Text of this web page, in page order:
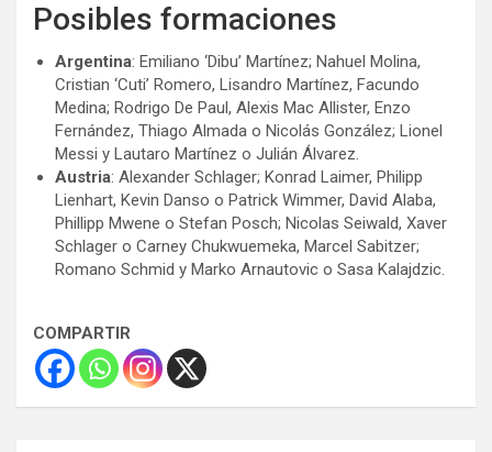
Posibles formaciones
Argentina: Emiliano ‘Dibu’ Martínez; Nahuel Molina,
Cristian ‘Cuti’ Romero, Lisandro Martínez, Facundo
Medina; Rodrigo De Paul, Alexis Mac Allister, Enzo
Fernández, Thiago Almada o Nicolás González; Lionel
Messi y Lautaro Martínez o Julián Álvarez.
Austria: Alexander Schlager; Konrad Laimer, Philipp
Lienhart, Kevin Danso o Patrick Wimmer, David Alaba,
Phillipp Mwene o Stefan Posch; Nicolas Seiwald, Xaver
Schlager o Carney Chukwuemeka, Marcel Sabitzer;
Romano Schmid y Marko Arnautovic o Sasa Kalajdzic.
COMPARTIR